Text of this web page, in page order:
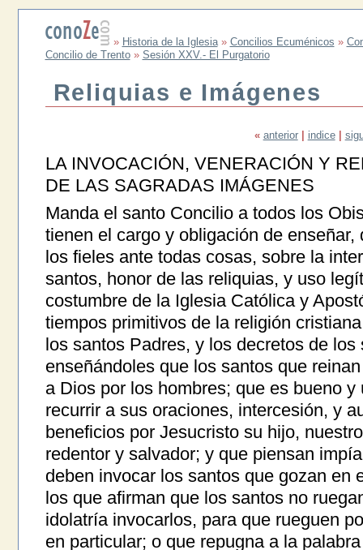
» Historia de la Iglesia» Concilios Ecuménicos »
Concilio de Trento» Sesión XXV.- El Purgatorio
Reliquias e Imágenes
« anterior indice
LA INVOCACIÓN, VENERACIÓN Y
DE LAS SAGRADAS IMÁGENES
Manda el santo Concilio a todos los
tienen el cargo y obligación de
los fieles ante todas cosas, sobre la
santos, honor de las reliquias, y uso
costumbre de la Iglesia Católica y
tiempos primitivos de la religión
los santos Padres, y los decretos de los
enseñándoles que los santos que
a Dios por los hombres; que es bueno
recurrir a sus oraciones, intercesión, y
beneficios por Jesucristo su hijo,
redentor y salvador; y que piensan
deben invocar los santos que gozan en
los que afirman que los santos no
idolatría invocarlos, para que rueguen
en particular; o que repugna a la